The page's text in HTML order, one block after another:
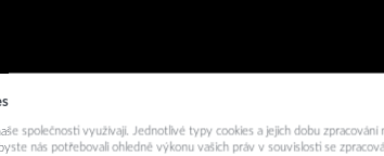
společnosti využívají. Jednotlivé typy cookies a jejich dobu
nás potřebovali ohledně výkonu vašich práv v souvislosti se